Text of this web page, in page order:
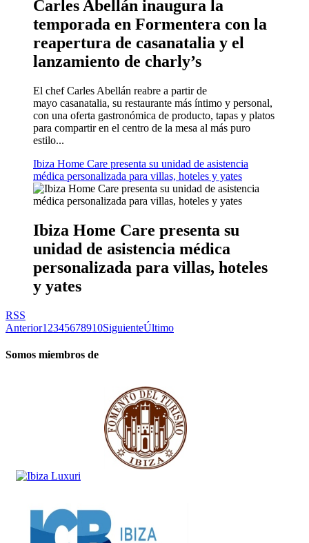
Carles Abellán inaugura la
temporada en Formentera con la
reapertura de casanatalia y el
lanzamiento de charly’s
El chef Carles Abellán reabre a partir de
mayo casanatalia, su restaurante más íntimo y personal,
con una oferta gastronómica de producto, tapas y platos
para compartir en el centro de la mesa al más puro
estilo...
Ibiza Home Care presenta su unidad de asistencia
médica personalizada para villas, hoteles y yates
Ibiza Home Care presenta su
unidad de asistencia médica
personalizada para villas, hoteles
y yates
RSS
Anterior1 2345678910SiguienteÚltimo
Somos miembros de